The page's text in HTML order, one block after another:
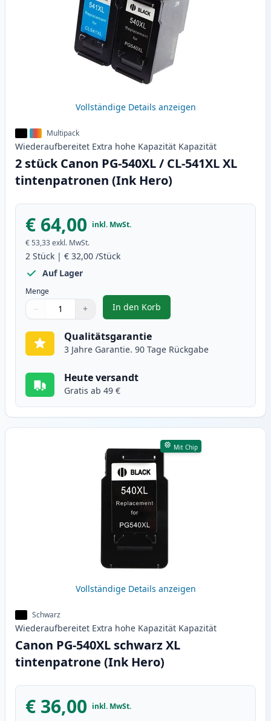
Vollständige Details anzeigen
Multipack
Wiederaufbereitet Extra hohe Kapazität Kapazität
2 stück Canon PG-540XL / CL-541XL XL
tintenpatronen (Ink Hero)
€ 64,00 inkl. MwSt.
€ 53,33exkl. MwSt.
2 Stück | € 32,00 /Stück
Auf Lager
Menge
Verwenden Sie die Tasten, um anzupassen
− +
1
In den Korb
, 2 stück Canon PG-540XL / CL-
Qualitätsgarantie
3 Jahre Garantie. 90 Tage Rückgabe
Heute versandt
Gratis ab 49 €
Mit Chip
Vollständige Details anzeigen
Schwarz
Wiederaufbereitet Extra hohe Kapazität Kapazität
Canon PG-540XL schwarz XL
tintenpatrone (Ink Hero)
€ 36,00 inkl. MwSt.